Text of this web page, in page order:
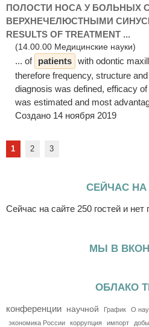
ПОЛОСТИ НОСА У БОЛЬНЫХ
ВЕРХНЕЧЕЛЮСТНЫМИ
RESULTS OF TREATMENT ...
(14.00.00 Медицинские науки)
... of patients with odontic
therefore frequency, structure
diagnosis was defined, efficacy
was estimated and most
Создано 14 ноября 2019
1 2 3
СЕЙЧАС НА
Сейчас на сайте 250 гостей и нет
МЫ В
ОБЛАКО
конференции научной График О
экономика России
коррупция импорт